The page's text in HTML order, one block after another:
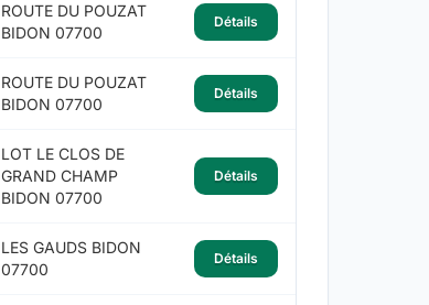
ROUTE DU POUZAT
BIDON 07700
Détails
ROUTE DU POUZAT
BIDON 07700
Détails
LOT LE CLOS DE
GRAND CHAMP
BIDON 07700
Détails
LES GAUDS BIDON
07700
Détails